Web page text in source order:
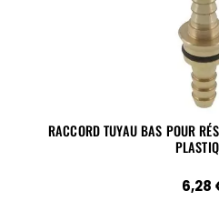
RACCORD TUYAU BAS POUR
6,28